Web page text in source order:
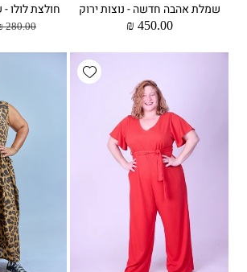
שמלת אהבה חדשה - נוצות ירוק
מחיר
450.00 ₪
חולצת לולו
מחיר
280.00 ₪
Add wishlist